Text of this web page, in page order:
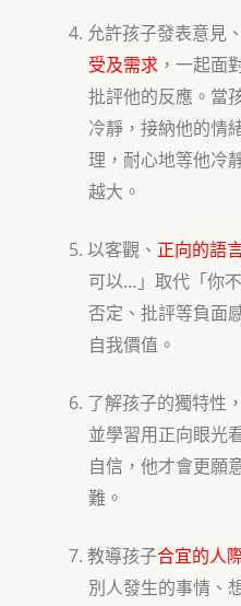
4. 允許孩子發表意見、
受及需求 ，一起面
批評他的反應 。當
冷靜，接納他的情
理 ， 耐心地等他冷
越大 。
5. 以客觀、 正向的語
可以… 」取代「你
否定 、批評等負面
自我價值。
6. 了解孩子的獨特性，
並學習用正向眼光
自信，他才會更願
難 。
7. 教導孩子合宜的人
別人發生的事情 、